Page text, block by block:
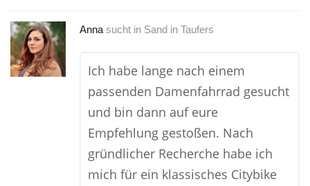
Anna sucht in Sand in Taufers
Ich habe lange nach einem
passenden Damenfahrrad gesucht
und bin dann auf eure
Empfehlung gestoßen. Nach
gründlicher Recherche habe ich
mich für ein klassisches Citybike